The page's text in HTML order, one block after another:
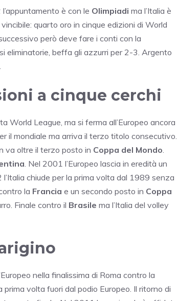
è con le Olimpiadi ma l’Italia è
quarto oro in cinque edizioni di World
però deve fare i conti con la
eliminatorie, beffa gli azzurri per 2-3. Argento
a cinque cerchi
World League, ma si ferma all’Europeo ancora
il mondiale ma arriva il terzo titolo consecutivo.
va oltre il terzo posto in Coppa del Mondo.
. Nel 2001 l’Europeo lascia in eredità un
chiude per la prima volta dal 1989 senza
la Francia e un secondo posto in Coppa
Finale contro il Brasile ma l’Italia del volley
nella finalissima di Roma contro la
volta fuori dal podio Europeo. Il ritorno di